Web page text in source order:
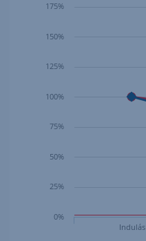
Indulás
0%
50%
100%
150%
25%
75%
125%
175%